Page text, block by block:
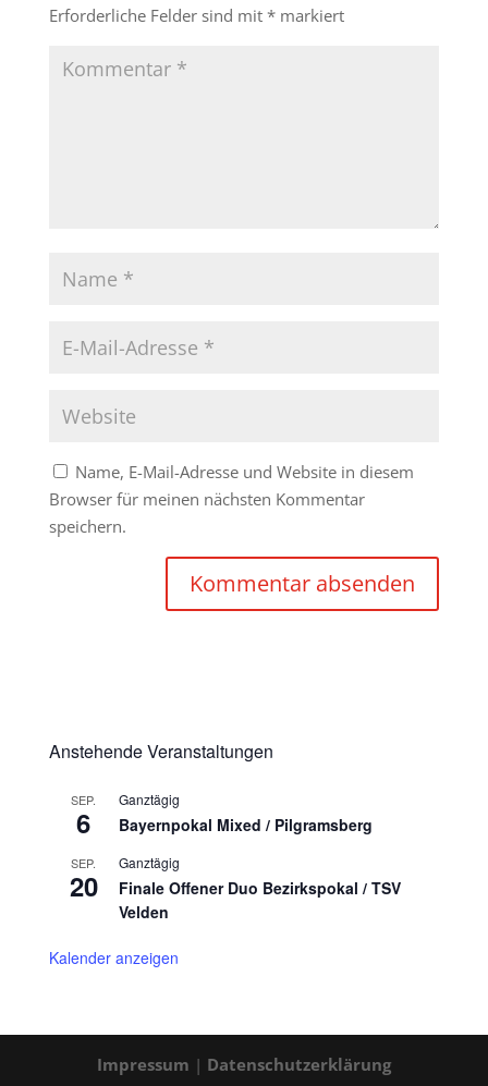
Erforderliche Felder sind mit *markiert
Name, E-Mail-Adresse und Website in diesem
Browser für meinen nächsten Kommentar
speichern.
Anstehende Veranstaltungen
SEP.
6
Ganztägig
Bayernpokal Mixed / Pilgramsberg
SEP.
20
Ganztägig
Finale Offener Duo Bezirkspokal / TSV
Velden
Kalender anzeigen
Impressum | Datenschutzerklärung